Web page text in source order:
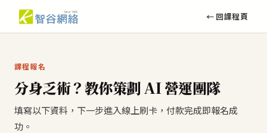
← 回課程頁
課程報名
分身乏術？教你策劃 AI 營運團隊
填寫以下資料，下一步進入線上刷卡，付款完成即報名成
功。